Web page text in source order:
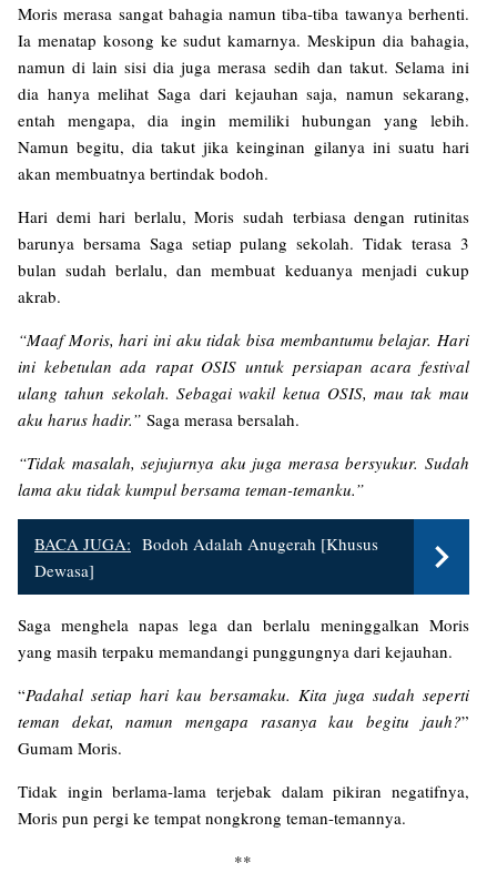
Moris merasa sangat bahagia namun tiba-tiba tawanya berhenti.
Ia menatap kosong ke sudut kamarnya. Meskipun dia bahagia,
namun di lain sisi dia juga merasa sedih dan takut. Selama ini
dia hanya melihat Saga dari kejauhan saja, namun sekarang,
entah mengapa, dia ingin memiliki hubungan yang lebih.
Namun begitu, dia takut jika keinginan gilanya ini suatu hari
akan membuatnya bertindak bodoh.
Hari demi hari berlalu, Moris sudah terbiasa dengan rutinitas
barunya bersama Saga setiap pulang sekolah. Tidak terasa 3
bulan sudah berlalu, dan membuat keduanya menjadi cukup
akrab.
“Maaf Moris, hari ini aku tidak bisa membantumu belajar. Hari
ini kebetulan ada rapat OSIS untuk persiapan acara festival
ulang tahun sekolah. Sebagai wakil ketua OSIS, mau tak mau
aku harus hadir.” Saga merasa bersalah.
“Tidak masalah, sejujurnya aku juga merasa bersyukur. Sudah
lama aku tidak kumpul bersama teman-temanku.”
BACA JUGA: Bodoh Adalah Anugerah [Khusus
Dewasa]
Saga menghela napas lega dan berlalu meninggalkan Moris
yang masih terpaku memandangi punggungnya dari kejauhan.
“Padahal setiap hari kau bersamaku. Kita juga sudah seperti
teman dekat, namun mengapa rasanya kau begitu jauh?”
Gumam Moris.
Tidak ingin berlama-lama terjebak dalam pikiran negatifnya,
Moris pun pergi ke tempat nongkrong teman-temannya.
**